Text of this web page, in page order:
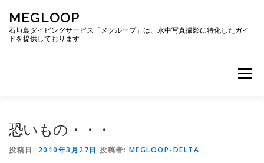
ッ
MEGLOOP
石垣島ダイビングサービス「メグループ」は、水中写真撮影に特化したガイ
ドを提供しております
メニュー
恐いもの・・・
投稿日: 2010年3月27日 投稿者: MEGLOOP-DELTA